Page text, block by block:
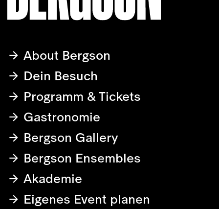
About Bergson
Dein Besuch
Programm & Tickets
Gastronomie
Bergson Gallery
Bergson Ensembles
Akademie
Eigenes Event planen